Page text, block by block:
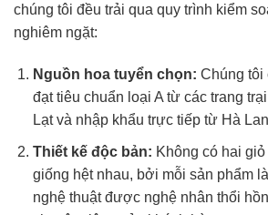
chúng tôi đều trải qua quy trình kiểm
nghiêm ngặt:
Nguồn hoa tuyển chọn: Chúng tôi
đạt tiêu chuẩn loại A từ các trang
Lạt và nhập khẩu trực tiếp từ Hà
Thiết kế độc bản: Không có hai
giống hệt nhau, bởi mỗi sản phẩm
nghệ thuật được nghệ nhân thổi